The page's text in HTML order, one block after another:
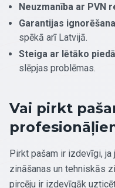
Neuzmanība ar PVN
Garantijas ignorēšana
spēkā arī Latvijā.
Steiga ar lētāko
slēpjas problēmas.
Vai pirkt
Pirkt pašam ir izdevīgi,
zināšanas un tehniskās
pircēju ir izdevīgāk